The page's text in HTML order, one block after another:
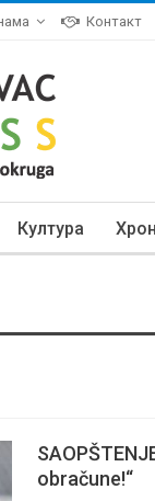
Контакт
Култура
obračune!“